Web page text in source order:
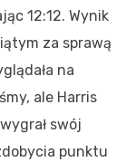
12:12. Wynik
za sprawą
na
ale Harris
swój
punktu